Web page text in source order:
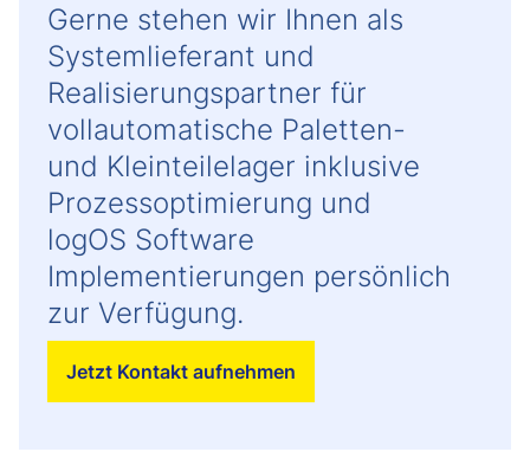
Gerne stehen wir Ihnen als
Systemlieferant und
Realisierungspartner für
vollautomatische Paletten-
und Kleinteilelager inklusive
Prozessoptimierung und
logOS Software
Implementierungen persönlich
zur Verfügung.
Jetzt Kontakt aufnehmen